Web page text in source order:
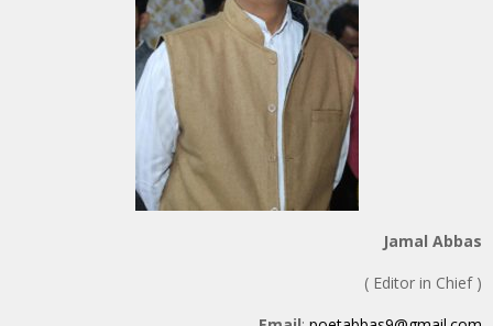
Jamal Abbas
( Editor in Chief )